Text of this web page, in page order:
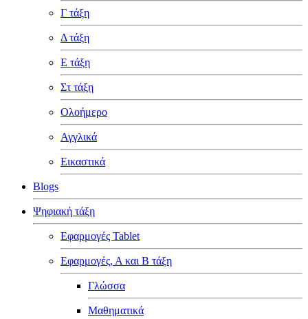
Γ τάξη
Δ τάξη
Ε τάξη
Στ τάξη
Ολοήμερο
Αγγλικά
Εικαστικά
Blogs
Ψηφιακή τάξη
Εφαρμογές Tablet
Εφαρμογές, Α και Β τάξη
Γλώσσα
Μαθηματικά